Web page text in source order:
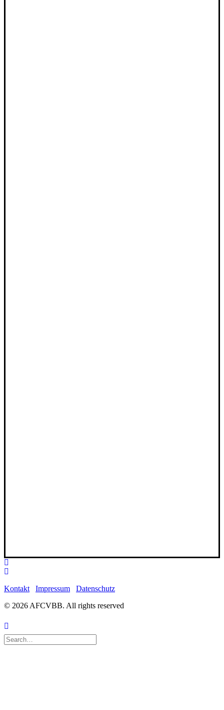
Kontakt Impressum
Datenschutz
© 2026 AFCVBB. All rights reserved